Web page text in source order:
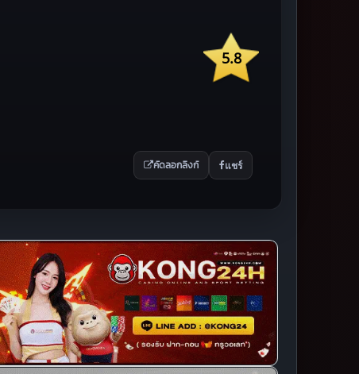
5.8
คัดลอกลิงก์ แชร์